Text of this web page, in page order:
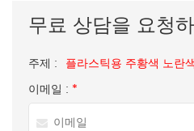
무료 상담을 요청
주제 : 플라스틱용 주황색 노란
이메일 : *